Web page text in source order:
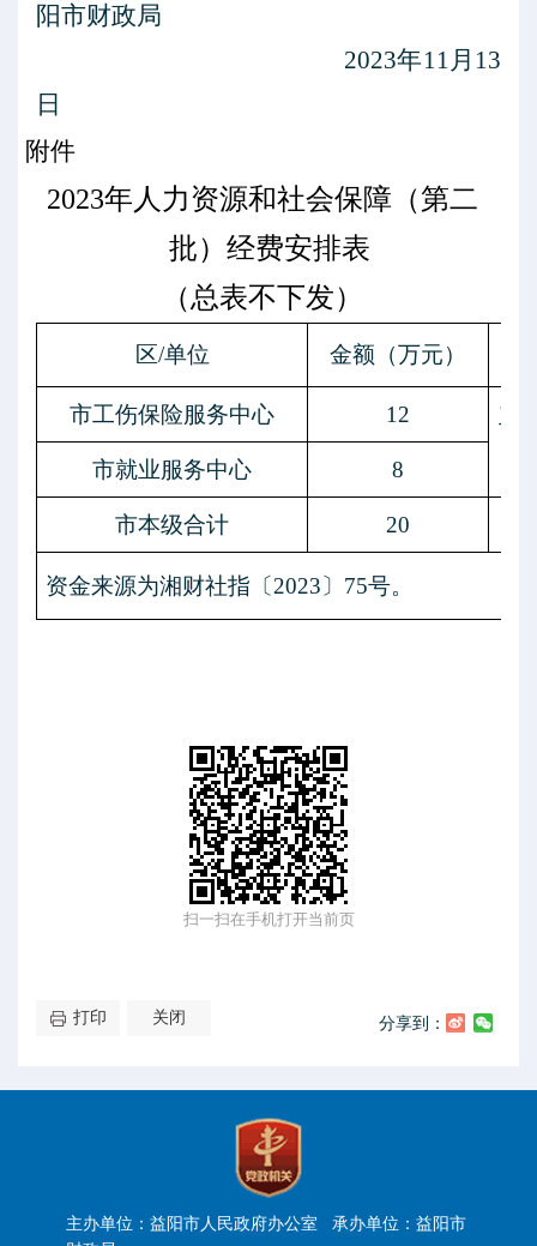
阳市财政局
2023年11月13
日
附件
2023年人力资源和社会保障（第二
批）经费安排表
（总表不下发）
区/单位 金额（万元）
市工伤保险服务中心 12
工
市就业服务中心 8
市本级合计 20
资金来源为湘财社指〔 2023〕75号。
扫一扫在手机打开当前页
打印 关闭 分享到：
主办单位：益阳市人民政府办公室 承办单位：益阳市